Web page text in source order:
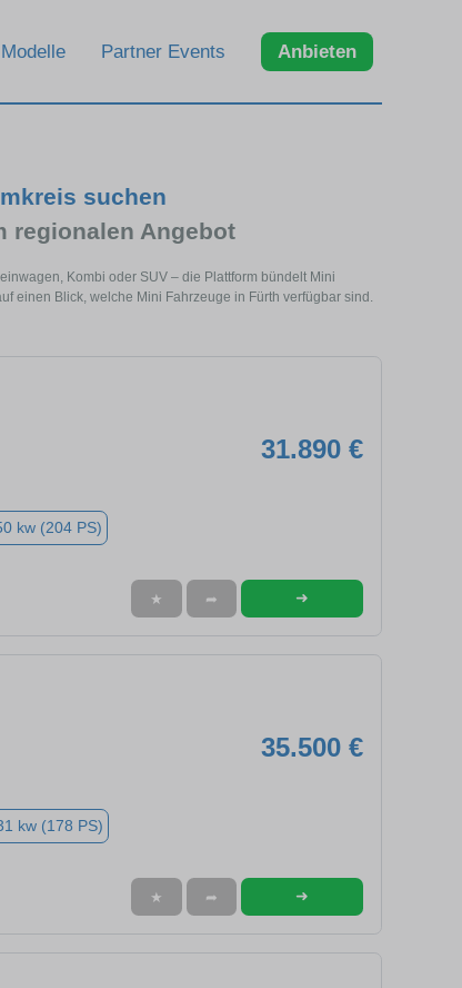
Modelle Partner Events Anbieten
suchen
regionalen Angebot
Kombi oder SUV – die Plattform bündelt Mini
einen Blick, welche Mini Fahrzeuge in Fürth verfügbar sind.
31.890 €
kw (204 PS)
★ ➦ ➜
35.500 €
kw (178 PS)
★ ➦ ➜